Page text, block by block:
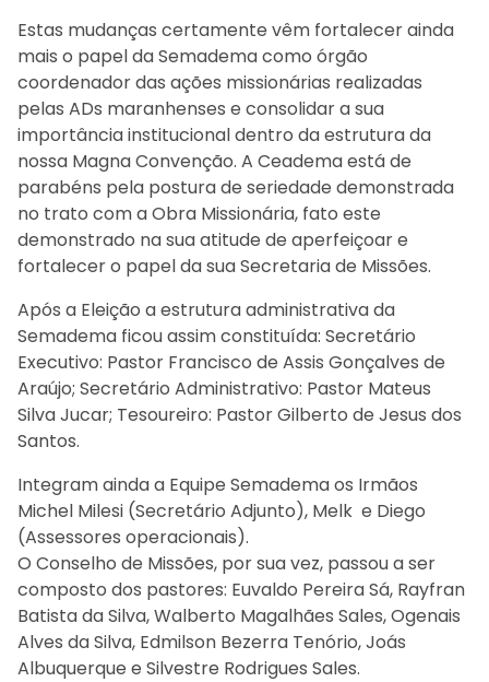
Estas mudanças certamente vêm fortalecer ainda
mais o papel da Semadema como órgão
coordenador das ações missionárias realizadas
pelas ADs maranhenses e consolidar a sua
importância institucional dentro da estrutura da
nossa Magna Convenção. A Ceadema está de
parabéns pela postura de seriedade demonstrada
no trato com a Obra Missionária, fato este
demonstrado na sua atitude de aperfeiçoar e
fortalecer o papel da sua Secretaria de Missões.
Após a Eleição a estrutura administrativa da
Semadema ficou assim constituída: Secretário
Executivo: Pastor Francisco de Assis Gonçalves de
Araújo; Secretário Administrativo: Pastor Mateus
Silva Jucar; Tesoureiro: Pastor Gilberto de Jesus dos
Santos.
Integram ainda a Equipe Semadema os Irmãos
Michel Milesi (Secretário Adjunto), Melk e Diego
(Assessores operacionais).
O Conselho de Missões, por sua vez, passou a ser
composto dos pastores: Euvaldo Pereira Sá, Rayfran
Batista da Silva, Walberto Magalhães Sales, Ogenais
Alves da Silva, Edmilson Bezerra Tenório, Joás
Albuquerque e Silvestre Rodrigues Sales.